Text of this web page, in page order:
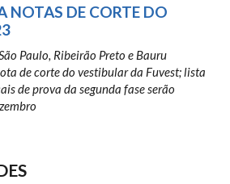
NOTAS DE CORTE DO
Paulo, Ribeirão Preto e Bauru
de corte do vestibular da Fuvest; lista
de prova da segunda fase serão